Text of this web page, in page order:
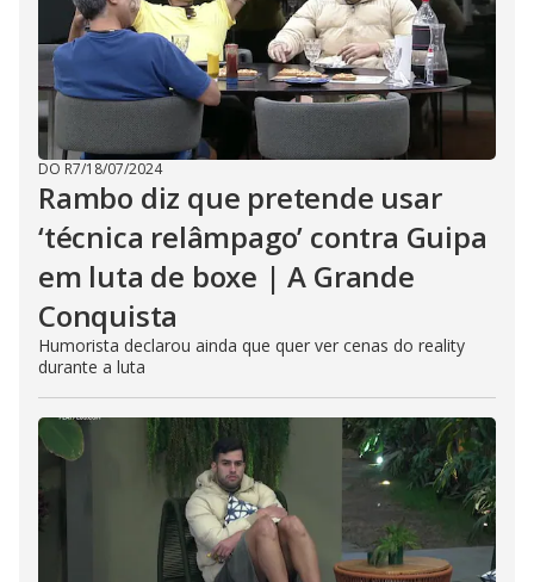
DO R7/18/07/2024
Rambo diz que pretende usar
‘técnica relâmpago’ contra Guipa
em luta de boxe | A Grande
Conquista
Humorista declarou ainda que quer ver cenas do reality
durante a luta